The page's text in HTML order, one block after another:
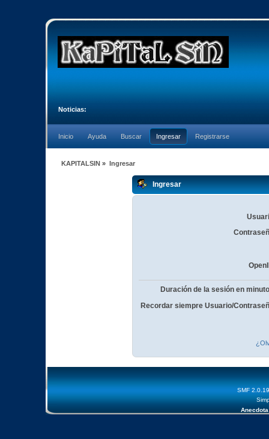
Noticias:
Inicio Ayuda Buscar Ingresar Registrarse
KAPITALSIN » Ingresar
Ingresar
Duración de la sesión en
Recordar siempre Usuario/
SMF 2.0.19
Anecdota